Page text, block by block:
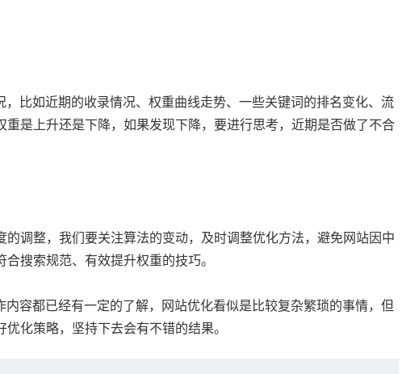
比如近期的收录情况、权重曲线走势、一些关键词的排名变化、流
是上升还是下降，如果发现下降，要进行思考，近期是否做了不合
调整，我们要关注算法的变动，及时调整优化方法，避免网站因中
搜索规范、有效提升权重的技巧。
容都已经有一定的了解，网站优化看似是比较复杂繁琐的事情，但
化策略，坚持下去会有不错的结果。